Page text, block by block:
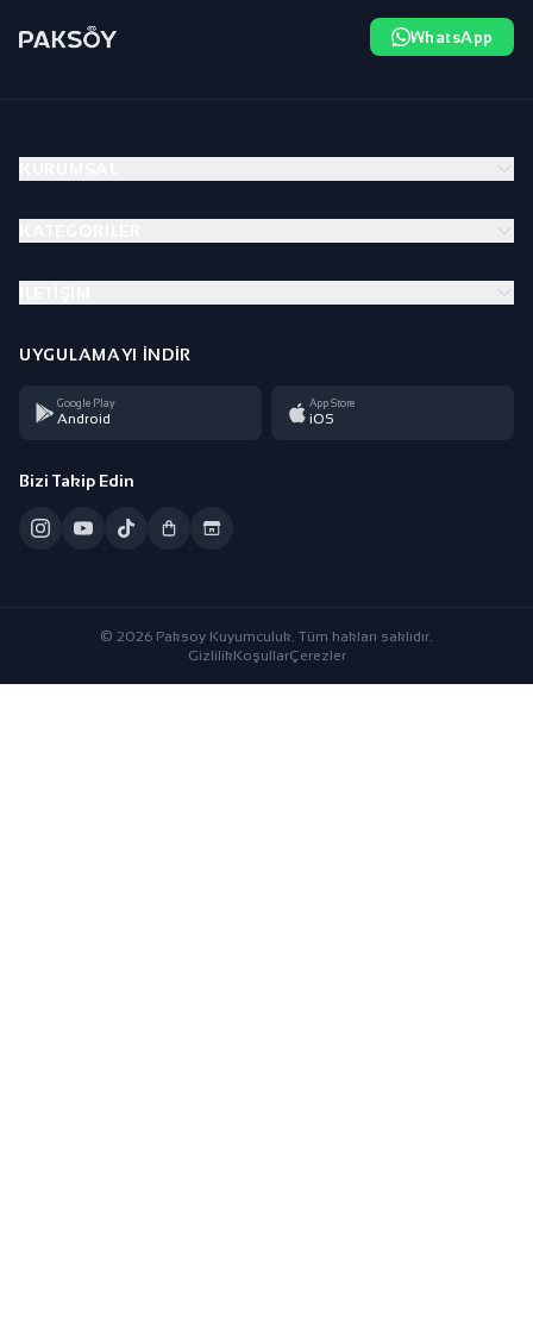
WhatsApp
UYGULAMAYI İNDIR
Google Play
Android
App Store
iOS
Bizi Takip Edin
© 2026 Paksoy Kuyumculuk. Tüm hakları saklıdır.
GizlilikKoşullarÇerezler